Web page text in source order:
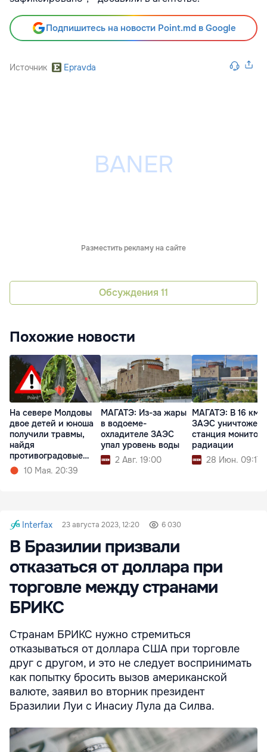
Подпишитесь на новости Point.md в Google
Источник Epravda
Разместить рекламу на сайте
Обсуждения 11
Похожие новости
На севере Молдовы
двое детей и юноша
получили травмы,
найдя
противоградовые
ракеты10 Мая. 20:39
МАГАТЭ: Из-за жары
в водоеме-
охладителе ЗАЭС
упал уровень воды
2 Авг. 19:00
МАГАТЭ: В 16 км
ЗАЭС уничтожена
станция
радиации
28 Июн. 09:17
Interfax 23 августа 2023, 12:20 6 030
В Бразилии призвали
отказаться от доллара при
торговле между странами
БРИКС
Странам БРИКС нужно стремиться
отказываться от доллара США при торговле
друг с другом, и это не следует воспринимать
как попытку бросить вызов американской
валюте, заявил во вторник президент
Бразилии Луи с Инасиу Лула да Силва.